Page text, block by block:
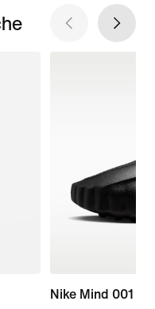
Nike Mind 001